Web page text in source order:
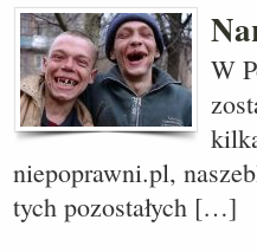
W
niepoprawni.pl,
tych pozostałych […]